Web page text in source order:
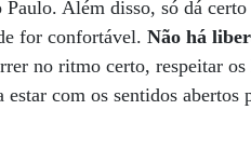
Além disso, só dá certo
for confortável.Não há
no ritmo certo, respeitar
com os sentidos abertos